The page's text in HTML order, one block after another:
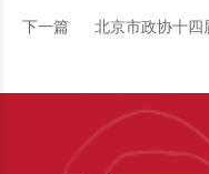
下一篇 北京市政协十四